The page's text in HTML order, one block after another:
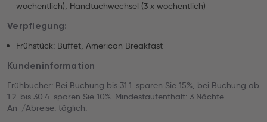
wöchentlich), Handtuchwechsel (3 x wöchentlich)
Verpflegung:
Frühstück: Buffet, American Breakfast
Kundeninformation
Frühbucher: Bei Buchung bis 31.1. sparen Sie 15%, bei Buchung ab
1.2. bis 30.4. sparen Sie 10%. Mindestaufenthalt: 3 Nächte.
An-/Abreise: täglich.